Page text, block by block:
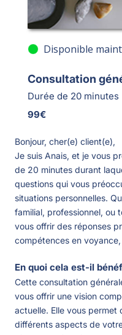
Disponible
Consultation
Durée de 20 minutes
99€
Bonjour, cher(e) client(e),
Je suis Anais, et je vous
de 20 minutes durant
questions qui vous
situations personnelles.
familial, professionnel, ou
vous offrir des réponses
compétences en
En quoi cela est-il
Cette consultation
vous offrir une vision
actuelle. Elle vous permet
différents aspects de